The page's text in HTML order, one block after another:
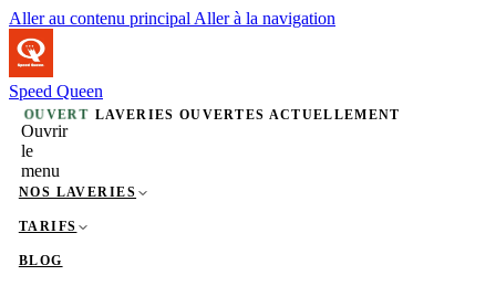
Aller au contenu principal Aller à la navigation
Speed Queen
OUVERT LAVERIES OUVERTES ACTUELLEMENT
Ouvrir
le
menu
NOS LAVERIES
TARIFS
BLOG